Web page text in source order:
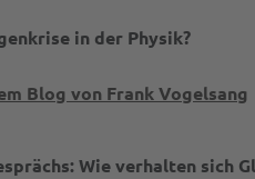
in der Physik?
Blog von Frank Vogelsang
Wie verhalten sich